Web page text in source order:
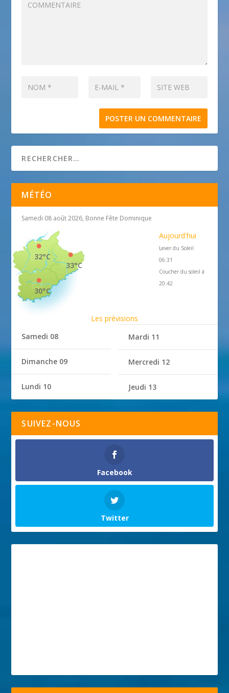
MÉTÉO
Samedi 08 août 2026, Bonne Fête Dominique
33°C
32°C
30°C
Aujourd'hui
Lever du Soleil
06:31
Coucher du soleil à
20:42
Les prévisions
Samedi 08
Dimanche 09
Lundi 10
Mardi 11
Mercredi 12
Jeudi 13
SUIVEZ-NOUS
Facebook
Twitter